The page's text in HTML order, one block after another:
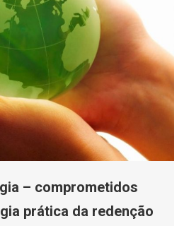
– comprometidos
prática da redenção